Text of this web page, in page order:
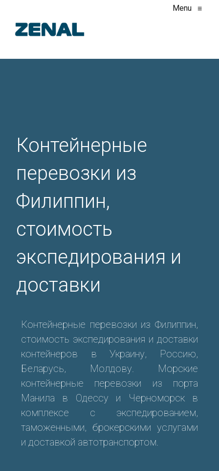
Menu ≡
Контейнерные
перевозки из
Филиппин,
стоимость
экспедирования и
доставки
Контейнерные перевозки из Филиппин,
стоимость экспедирования и доставки
контейнеров в Украину, Россию,
Беларусь, Молдову. Морские
контейнерные перевозки из порта
Манила в Одессу и Черноморск в
комплексе с экспедированием,
таможенными, брокерскими услугами
и доставкой автотранспортом.